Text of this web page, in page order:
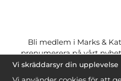
Bli medlem i Marks &
prenumerera på vårt
ner många mönstergratis
när du handlar garn till
Vi skräddarsyr din upplevelse